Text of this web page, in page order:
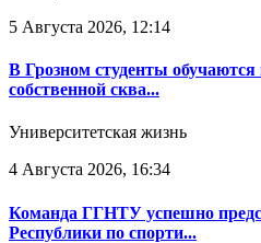
5 Августа 2026, 12:14
В Грозном студенты обучаются
собственной сква...
Университетская жизнь
4 Августа 2026, 16:34
Команда ГГНТУ успешно
Республики по спорти...